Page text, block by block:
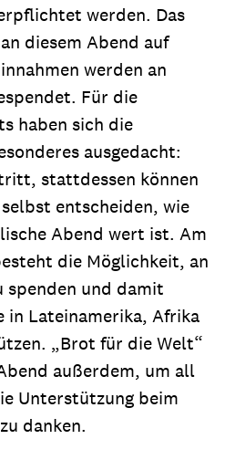
werden. Das
diesem Abend auf
werden an
Für die
haben sich die
ausgedacht:
stattdessen können
entscheiden, wie
Abend wert ist. Am
die Möglichkeit, an
spenden und damit
in Lateinamerika, Afrika
„Brot für die Welt“
außerdem, um all
Unterstützung beim
danken.